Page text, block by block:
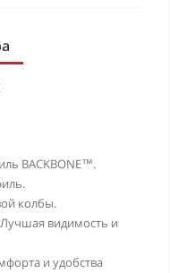
BACKBONE™.
колбы.
видимость и
и удобства